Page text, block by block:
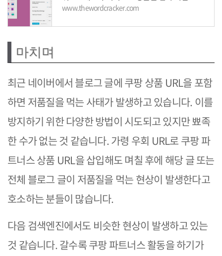
www.thewordcracker.com
마치며
최근 네이버에서 블로그 글에 쿠팡 상품 URL을 포함
하면 저품질을 먹는 사태가 발생하고 있습니다. 이를
방지하기 위한 다양한 방법이 시도되고 있지만 뾰족
한 수가 없는 것 같습니다. 가령 우회 URL로 쿠팡 파
트너스 상품 URL을 삽입해도 며칠 후에 해당 글 또는
전체 블로그 글이 저품질을 먹는 현상이 발생한다고
호소하는 분들이 많습니다.
다음 검색엔진에서도 비슷한 현상이 발생하고 있는
것 같습니다. 갈수록 쿠팡 파트너스 활동을 하기가